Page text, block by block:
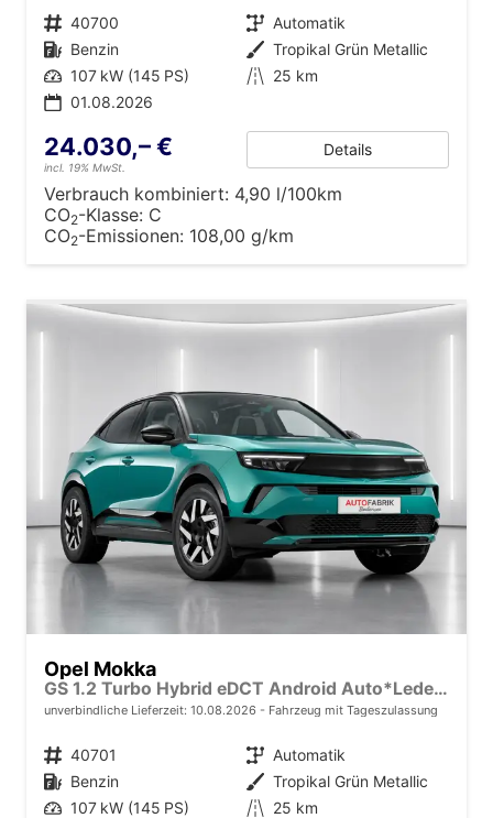
Fahrzeugnr. 40700 Getriebe Automatik
Kraftstoff Benzin Außenfarbe Tropikal Grün Metallic
Leistung 107 kW (145 PS) Kilometerstand 25 km
01.08.2026
24.030,– €
incl. 19% MwSt.
Details
Verbrauch kombiniert: 4,90 l/100km
CO2-Klasse: C
CO2-Emissionen: 108,00 g/km
Opel Mokka
GS 1.2 Turbo Hybrid eDCT Android Auto*Leder*SHZ*Keyless*Kamera*Klimaauto*LED*
unverbindliche Lieferzeit: 10.08.2026 Fahrzeug mit Tageszulassung
Fahrzeugnr. 40701 Getriebe Automatik
Kraftstoff Benzin Außenfarbe Tropikal Grün Metallic
Leistung 107 kW (145 PS) Kilometerstand 25 km